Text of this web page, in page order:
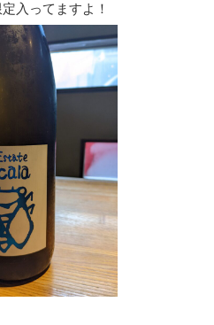
入ってますよ！